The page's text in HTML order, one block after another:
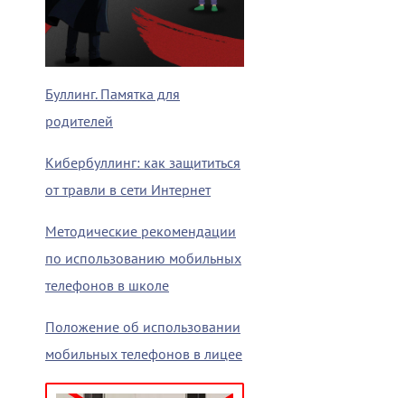
Буллинг. Памятка для
родителей
Кибербуллинг: как защититься
от травли в сети Интернет
Методические рекомендации
по использованию мобильных
телефонов в школе
Положение об использовании
мобильных телефонов в лицее